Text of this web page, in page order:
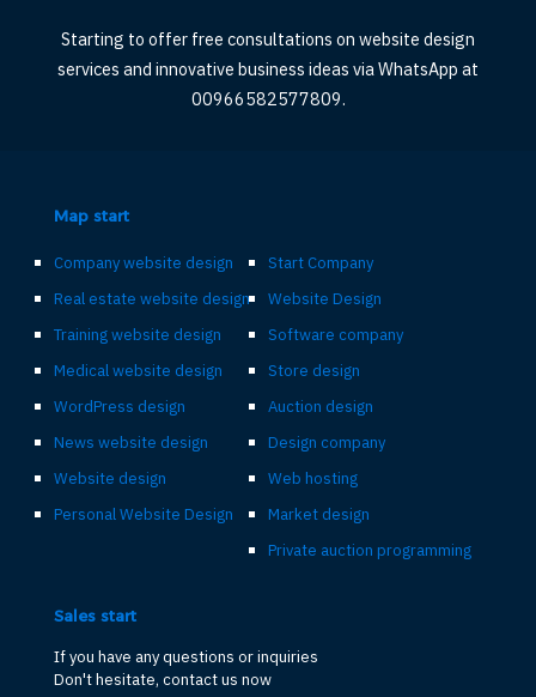
Starting to offer free consultations on website design
services and innovative business ideas via WhatsApp at
00966582577809.
Map start
Start Company
Website Design
Software company
Store design
Auction design
Design company
Web hosting
Market design
Private auction programming
Company website design
Real estate website design
Training website design
Medical website design
WordPress design
News website design
Website design
Personal Website Design
Sales start
If you have any questions or inquiries
Don't hesitate, contact us now